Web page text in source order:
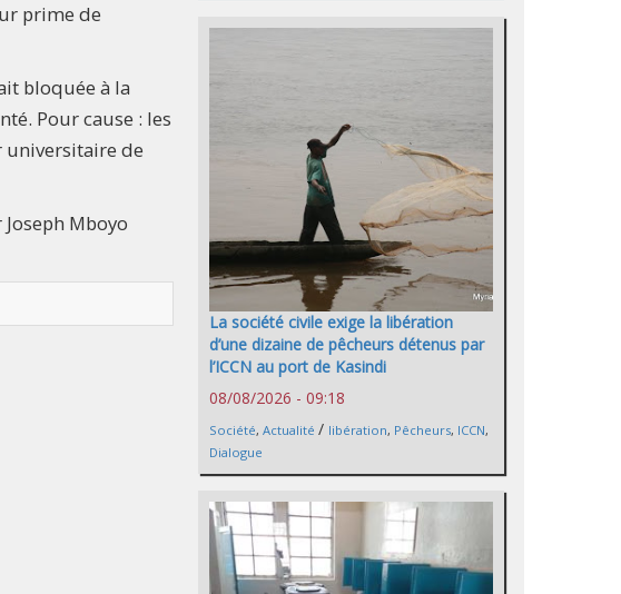
prime de
bloquée à la
Pour cause : les
universitaire de
Mboyo
La société civile exige la libération
d’une dizaine de pêcheurs détenus par
l’ICCN au port de Kasindi
08/08/2026 - 09:18
Société, Actualité / libération, Pêcheurs, ICCN,
Dialogue